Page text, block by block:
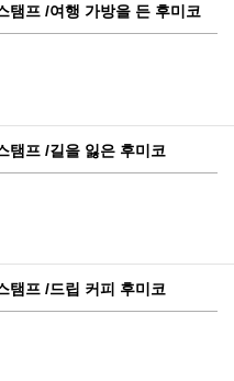
탬프 /여행 가방을 든 후미코
탬프 /길을 잃은 후미코
탬프 /드립 커피 후미코